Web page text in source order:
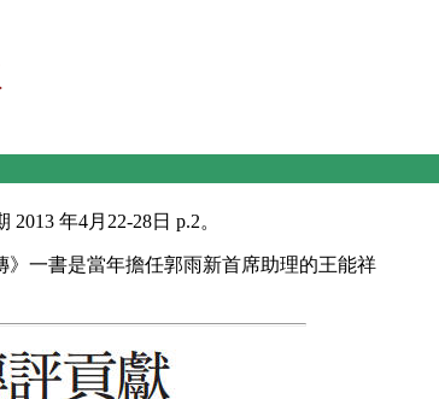
年4月22-28日 p.2。
》一書是當年擔任郭雨新首席助理的王能祥